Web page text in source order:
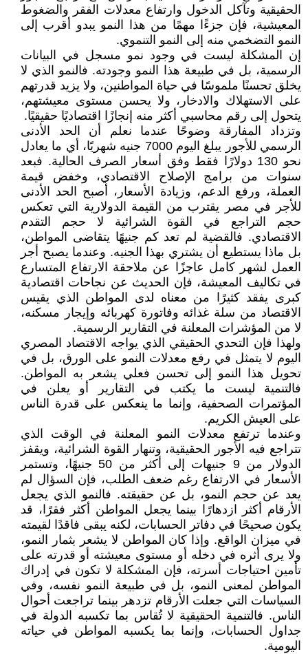
الحقيقية وتآكل الدخول وارتفاع معدلات الفقر والضغوط
المعيشية، فإن جزءًا مهمًا من هذا النمو يبدو أقرب إلى
النمو التضخمي منه إلى النمو التنموي.
إن المشكلة ليست في وجود نمو مسجل في البيانات
الرسمية، بل في طبيعة هذا النمو وجودته. فالنمو الذي لا
يخلق تحسنًا ملموسًا في حياة المواطنين، ولا يزيد قدرتهم
على الاستهلاك والادخار، ولا يحسن مستوى معيشتهم،
يتحول إلى رقم محاسبي أكثر منه إنجازًا اقتصاديًا حقيقيًا.
وتزداد المفارقة وضوحًا عندما نعلم أن الحد الأدنى
الرسمي للأجور يبلغ اليوم 7000 جنيه شهريًا، أي ما يعادل
نحو 130 دولارًا فقط وفق أسعار الصرف الحالية. فبعد
سنوات من برامج الإصلاح الاقتصادي، وخفض قيمة
العملة، ورفع الدعم، وزيادة الأسعار، أصبح الحد الأدنى
للأجر في مصر يقترب من القيمة الدولارية التي تعكس
حجم التراجع في القوة الشرائية لا حجم التقدم
الاقتصادي. فالقضية لم تعد كم جنيهًا يتقاضى المواطن،
بل ماذا يستطيع أن يشتري بهذا الجنيه. وعندما يصبح أجر
العمل لشهر كامل عاجزًا عن ملاحقة الارتفاع المتسارع
في تكاليف المعيشة، فإن الحديث عن نجاحات اقتصادية
كبرى يفقد كثيرًا من معناه لدى المواطن الذي يقيس
الاقتصاد من سلة غذائه وفاتورة كهربائه وإيجار مسكنه،
لا من المؤشرات المعلنة في التقارير الرسمية.
ولهذا فإن التحدي الحقيقي الذي يواجه الاقتصاد المصري
اليوم لا يتمثل في رفع معدلات النمو على الورق، بل في
تحويل هذا النمو إلى تحسن فعلي يشعر به المواطن.
فالتنمية ليست ما يكتب في التقارير أو يعلن في
المؤتمرات الصحفية، وإنما ما ينعكس على قدرة الناس
على العيش الكريم.
وعندما ترتفع معدلات النمو المعلنة في الوقت الذي
تتراجع فيه الأجور الحقيقية، وتنهار القوة الشرائية، ويقفز
الدولار من 9 جنيهات إلى أكثر من 50 جنيهًا، وتستمر
الأسعار في الارتفاع رغم ضعف الطلب، فإن السؤال لم
يعد عن حجم النمو، بل عن حقيقته. فالنمو الذي يجعل
الأرقام أكثر ازدهارًا بينما يجعل المواطن أكثر فقرًا، قد
يكون صحيحًا في دفاتر الحسابات، لكنه يبقى فاقدًا لقيمته
في ميزان الواقع. وإذا كان المواطن لا يشعر بثمار النمو،
ولا يرى أثره في دخله أو مستوى معيشته أو قدرته على
تأمين احتياجات أسرته، فإن المشكلة لا تكون في إدراك
المواطن لمعنى النمو، بل في طبيعة النمو نفسه، وفي
السياسات التي جعلت الأرقام تزدهر بينما تراجعت أحوال
الناس. فالتنمية الحقيقية لا تُقاس بما تكسبه الدولة في
جداول الحسابات، وإنما بما يكسبه المواطن في حياته
اليومية.